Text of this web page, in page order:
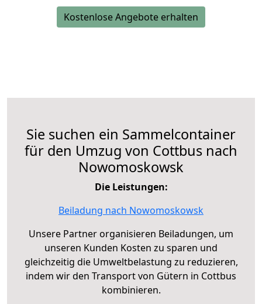
Kostenlose Angebote erhalten
Sie suchen ein Sammelcontainer
für den Umzug von Cottbus nach
Nowomoskowsk
Die Leistungen:
Beiladung nach Nowomoskowsk
Unsere Partner organisieren Beiladungen, um
unseren Kunden Kosten zu sparen und
gleichzeitig die Umweltbelastung zu reduzieren,
indem wir den Transport von Gütern in Cottbus
kombinieren.